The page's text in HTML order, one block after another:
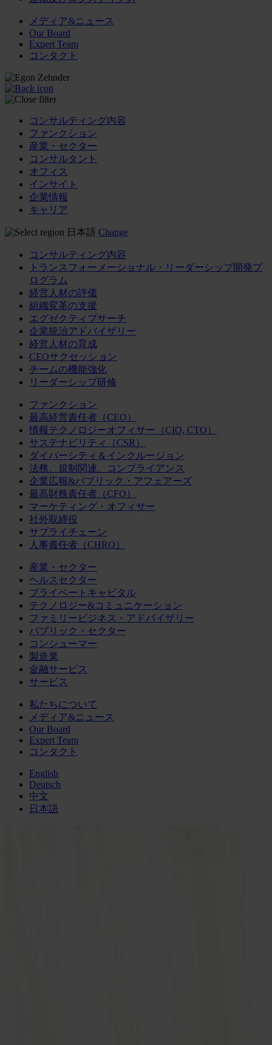
メディア&ニュース
Our Board
Expert Team
コンタクト
コンサルティング内容
ファンクション
産業・セクター
コンサルタント
オフィス
インサイト
企業情報
キャリア
日本語 Change
コンサルティング内容
トランスフォーメーショナル・リーダーシップ開発プ
ログラム
経営人材の評価
組織変革の支援
エグゼクティブサーチ
企業統治アドバイザリー
経営人材の育成
CEOサクセッション
チームの機能強化
リーダーシップ研修
ファンクション
最高経営責任者（CEO）
情報テクノロジーオフィサー（CIO, CTO）
サステナビリティ（CSR）
ダイバーシティ＆インクルージョン
法務、規制関連、コンプライアンス
企業広報&パブリック・アフェアーズ
最高財務責任者（CFO）
マーケティング・オフィサー
社外取締役
サプライチェーン
人事責任者（CHRO）
産業・セクター
ヘルスセクター
プライベートキャピタル
テクノロジー&コミュニケーション
ファミリービジネス・アドバイザリー
パブリック・セクター
コンシューマー
製造業
金融サービス
サービス
私たちについて
メディア&ニュース
Our Board
Expert Team
コンタクト
English
Deutsch
中文
日本語